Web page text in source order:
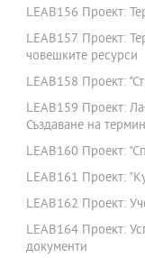
LEAB156 Проект:
LEAB157 Проект:
човешките ресурси
LEAB158 Проект:
LEAB159 Проект:
Създаване на
LEAB160 Проект:
LEAB161 Проект:
LEAB162 Проект:
LEAB164 Проект:
документи